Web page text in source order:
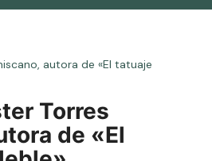
autora de «El tatuaje
Torres
de «El